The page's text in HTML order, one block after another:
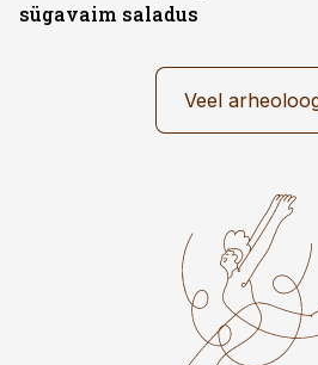
sügavaim saladus
Veel